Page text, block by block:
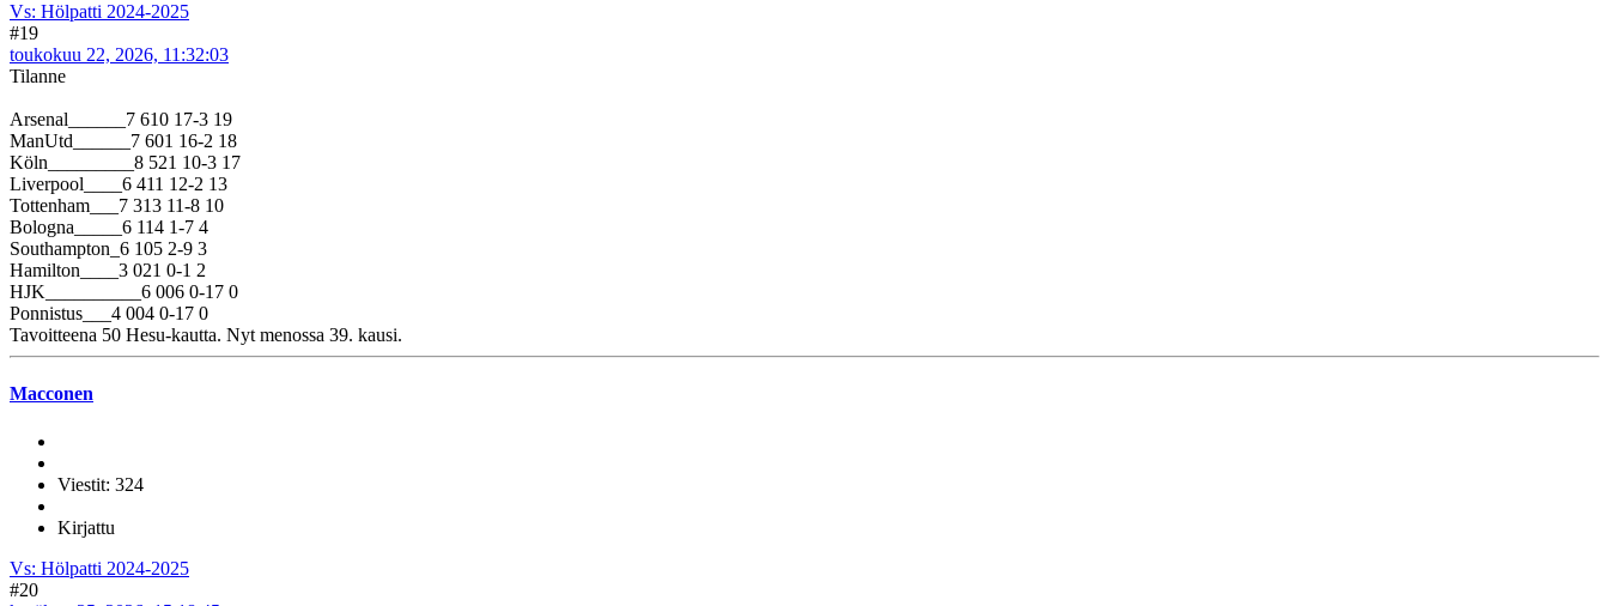
Vs: Hölpatti 2024-2025
#19
toukokuu 22, 2026, 11:32:03
Tilanne
Arsenal______7 610 17-3 19
ManUtd______7 601 16-2 18
Köln_________8 521 10-3 17
Liverpool____6 411 12-2 13
Tottenham___7 313 11-8 10
Bologna_____6 114 1-7 4
Southampton_6 105 2-9 3
Hamilton____3 021 0-1 2
HJK__________6 006 0-17 0
Ponnistus___4 004 0-17 0
Tavoitteena 50 Hesu-kautta. Nyt menossa 39. kausi.
Macconen
Viestit: 324
Kirjattu
Vs: Hölpatti 2024-2025
#20